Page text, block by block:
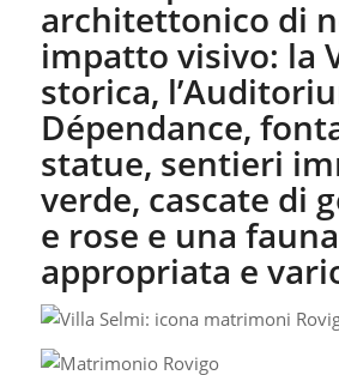
architettonico di
impatto visivo: la
storica,
Dépendance,
statue, sentieri
verde, cascate di
e rose e una fauna
appropriata e